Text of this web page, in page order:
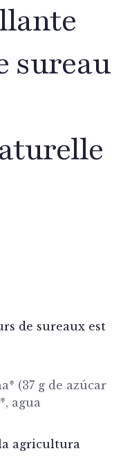
sureau
de sureaux est
(37 g de azúcar
agua
agricultura